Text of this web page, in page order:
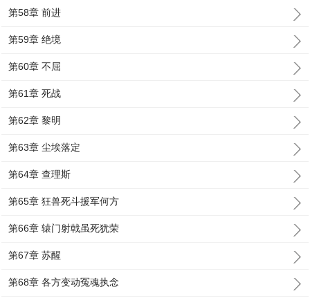
第58章 前进
第59章 绝境
第60章 不屈
第61章 死战
第62章 黎明
第63章 尘埃落定
第64章 查理斯
第65章 狂兽死斗援军何方
第66章 辕门射戟虽死犹荣
第67章 苏醒
第68章 各方变动冤魂执念